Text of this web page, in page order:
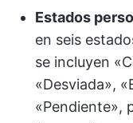
Estados
en seis
se incluyen
«Desviada»,
«Pendiente»,